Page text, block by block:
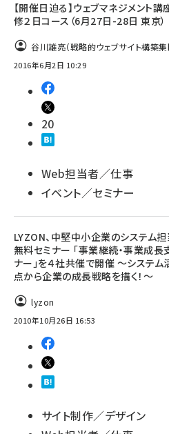
【開催日迫る】ウェブマネジメント
修２日コース（6月27日-28日 東京）
谷川雄亮（戦略的ウェブサイト構築集
2016年6月2日 10:29
20
Web担当者／仕事
イベント／セミナー
LYZON、中堅中小企業のシステム
無料セミナー 「事業継続・事業成長
ナー」を４社共催で開催 ～システム
点から企業の成長戦略を描く！～
lyzon
2010年10月26日 16:53
サイト制作／デザイン